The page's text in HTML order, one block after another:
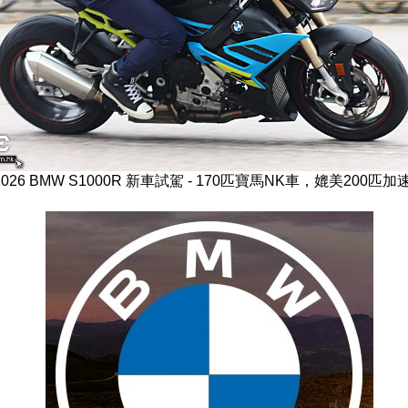
BMW S1000R 新車試駕 - 170匹寶馬NK車，媲美200匹加